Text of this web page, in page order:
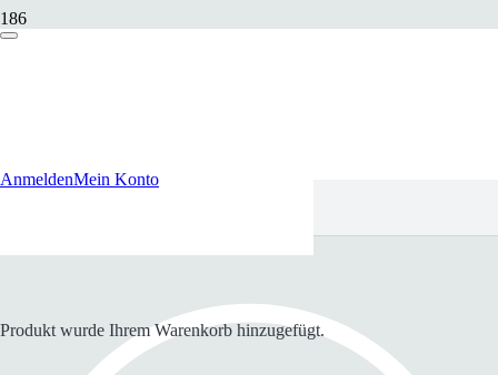
AnmeldenMein Konto
Produkt wurde Ihrem Warenkorb hinzugefügt.